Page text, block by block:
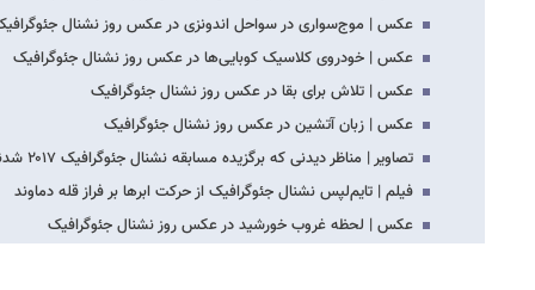
عکس | موج‌سواری در سواحل اندونزی در عکس روز نشنال
عکس | خودروی کلاسیک کوبایی‌ها در عکس روز نشنال جئوگرافیک
عکس | تلاش برای بقا در عکس روز نشنال جئوگرافیک
عکس | زبان آتشین در عکس روز نشنال جئوگرافیک
تصاویر | مناظر دیدنی که برگزیده مسابقه نشنال جئوگرافیک ۲۰۱۷ شدند
فیلم | تایم‌لپس نشنال جئوگرافیک از حرکت ابرها بر فراز قله دماوند
عکس | لحظه غروب خورشید در عکس روز نشنال جئوگرافیک